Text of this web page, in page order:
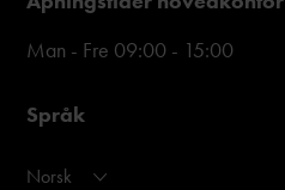
Man - Fre 09:00 - 15:00
Språk
Norsk